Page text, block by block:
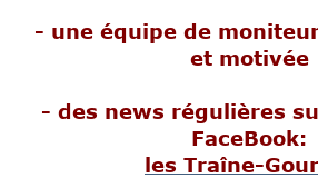
- une équipe de
et motivée
- des news régulières
FaceBook:
les Traîne-